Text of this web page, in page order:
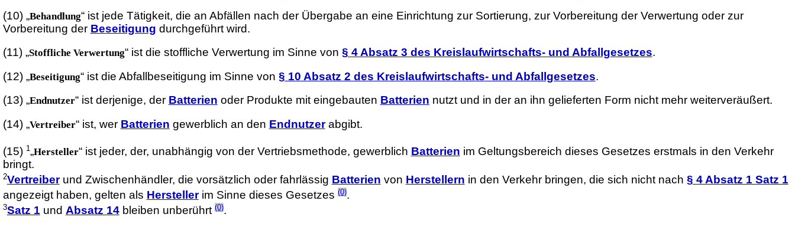
(10) „Behandlung“ ist jede Tätigkeit, die an Abfällen nach der Übergabe an eine Einrichtung zur Sortierung, zur Vorbereitung der Verwertung oder zur
Vorbereitung der Beseitigung durchgeführt wird.
(11) „Stoffliche Verwertung“ ist die stoffliche Verwertung im Sinne von § 4 Absatz 3 des Kreislaufwirtschafts- und Abfallgesetzes.
(12) „Beseitigung“ ist die Abfallbeseitigung im Sinne von § 10 Absatz 2 des Kreislaufwirtschafts- und Abfallgesetzes.
(13) „Endnutzer“ ist derjenige, der Batterien oder Produkte mit eingebauten Batterien nutzt und in der an ihn gelieferten Form nicht mehr weiterveräußert.
(14) „Vertreiber“ ist, wer Batterien gewerblich an den Endnutzerabgibt.
(15) 1„Hersteller“ ist jeder, der, unabhängig von der Vertriebsmethode, gewerblich Batterien im Geltungsbereich dieses Gesetzes erstmals in den Verkehr
bringt.
2Vertreiberund Zwischenhändler, die vorsätzlich oder fahrlässig Batterien von Herstellern in den Verkehr bringen, die sich nicht nach § 4 Absatz 1 Satz 1
angezeigt haben, gelten als Herstellerim Sinne dieses Gesetzes(0).
3Satz 1 und Absatz 14bleiben unberührt(0).